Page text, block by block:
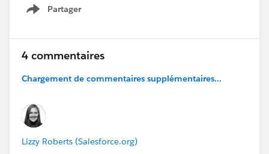
Partager
Show menu
4 commentaires
Chargement de commentaires supplémentaires...
Lizzy Roberts (Salesforce.org)